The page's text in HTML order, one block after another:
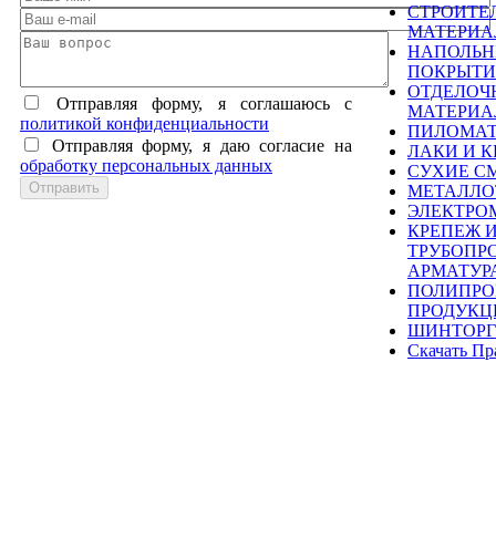
Отправляя форму, я соглашаюсь c
политикой конфиденциальности
Отправляя форму, я даю согласие на
обработку персональных данных
ЛАКИ И
СУХИЕ
КРЕПЕЖ
ШИНТОРГ
Скачать